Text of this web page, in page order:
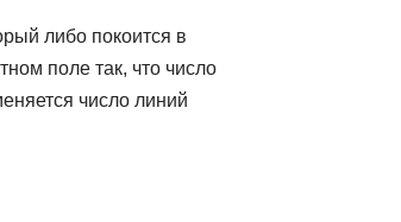
либо покоится в
поле так, что число
число линий